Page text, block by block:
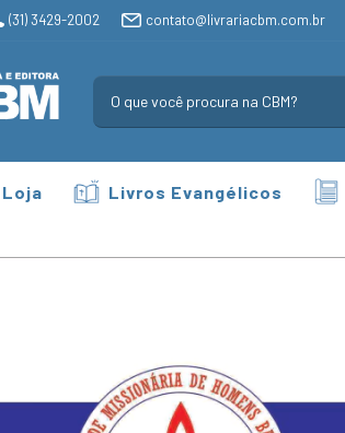
(31) 3429-2002 contato@livrariacbm.com.br
Loja Livros Evangélicos